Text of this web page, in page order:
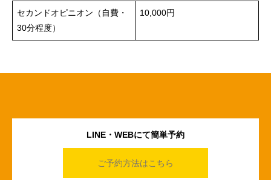
セカンドオピニオン（自費・
30分程度）
10,000円
LINE・WEBにて簡単予約
ご予約方法はこちら